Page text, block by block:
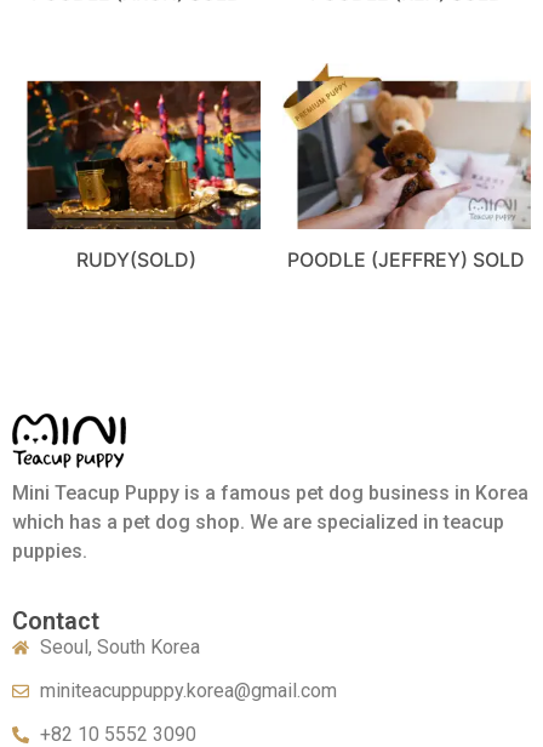
RUDY(SOLD) POODLE (JEFFREY) SOLD
Mini Teacup Puppy is a famous pet dog business in Korea
which has a pet dog shop. We are specialized in teacup
puppies.
Contact
Seoul, South Korea
miniteacuppuppy.korea@gmail.com
+82 10 5552 3090